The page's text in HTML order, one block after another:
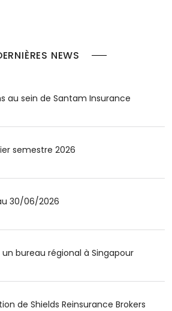
NEWS
au sein de Santam Insurance
semestre 2026
30/06/2026
bureau régional à Singapour
de Shields Reinsurance Brokers